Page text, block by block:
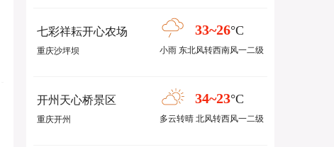
七彩祥耘开心农场
重庆沙坪坝
33~26°C
小雨 东北风转西南风一二级
开州天心桥景区
重庆开州
34~23°C
多云转晴 北风转西风一二级